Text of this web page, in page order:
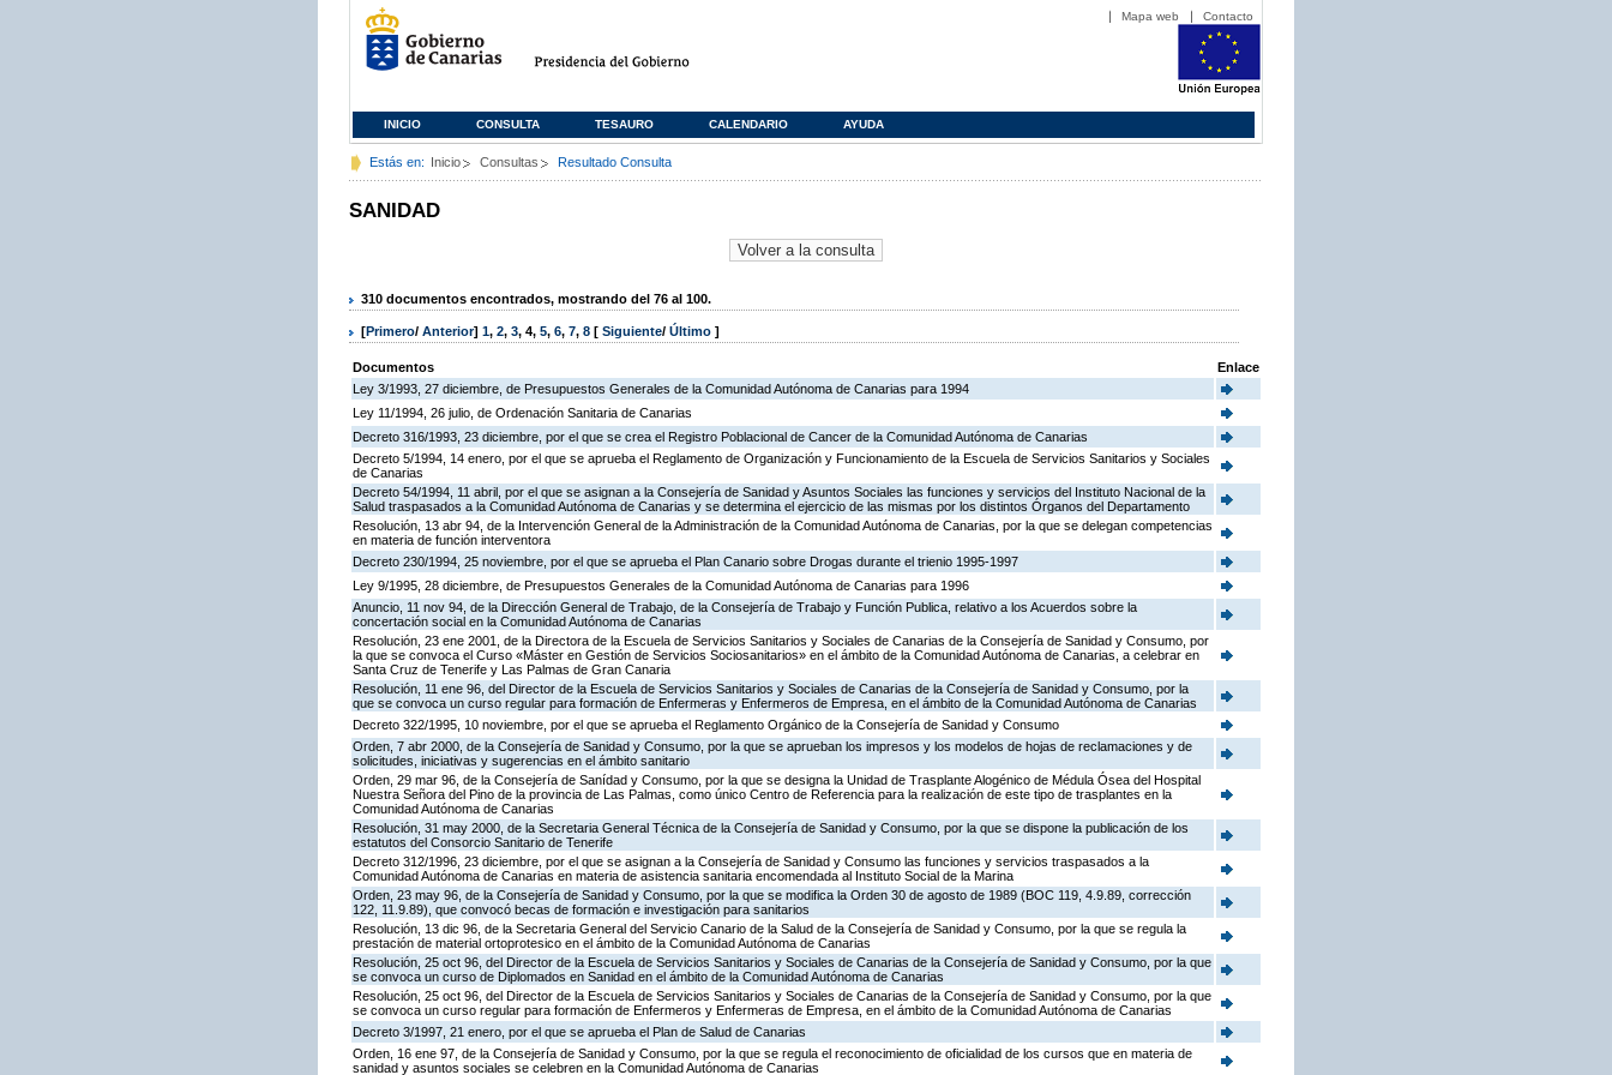
Mapa web Contacto
INICIO CONSULTA TESAURO CALENDARIO AYUDA
Estás en: Inicio Consultas Resultado Consulta
SANIDAD
310 documentos encontrados, mostrando del 76 al 100.
[Primero/ Anterior] 1, 2, 3, 4, 5, 6, 7, 8 [ Siguiente/ Último ]
Documentos
Enlace
Ley 3/1993, 27 diciembre, de Presupuestos Generales de la Comunidad Autónoma de Canarias para 1994
Ley 11/1994, 26 julio, de Ordenación Sanitaria de Canarias
Decreto 316/1993, 23 diciembre, por el que se crea el Registro Poblacional de Cancer de la Comunidad Autónoma de Canarias
Decreto 5/1994, 14 enero, por el que se aprueba el Reglamento de Organización y Funcionamiento de la Escuela de Servicios Sanitarios y Sociales
de Canarias
Decreto 54/1994, 11 abril, por el que se asignan a la Consejería de Sanidad y Asuntos Sociales las funciones y servicios del Instituto Nacional de la
Salud traspasados a la Comunidad Autónoma de Canarias y se determina el ejercicio de las mismas por los distintos Órganos del Departamento
Resolución, 13 abr 94, de la Intervención General de la Administración de la Comunidad Autónoma de Canarias, por la que se delegan competencias
en materia de función interventora
Decreto 230/1994, 25 noviembre, por el que se aprueba el Plan Canario sobre Drogas durante el trienio 1995-1997
Ley 9/1995, 28 diciembre, de Presupuestos Generales de la Comunidad Autónoma de Canarias para 1996
Anuncio, 11 nov 94, de la Dirección General de Trabajo, de la Consejería de Trabajo y Función Publica, relativo a los Acuerdos sobre la
concertación social en la Comunidad Autónoma de Canarias
Resolución, 23 ene 2001, de la Directora de la Escuela de Servicios Sanitarios y Sociales de Canarias de la Consejería de Sanidad y Consumo, por
la que se convoca el Curso «Máster en Gestión de Servicios Sociosanitarios» en el ámbito de la Comunidad Autónoma de Canarias, a celebrar en
Santa Cruz de Tenerife y Las Palmas de Gran Canaria
Resolución, 11 ene 96, del Director de la Escuela de Servicios Sanitarios y Sociales de Canarias de la Consejería de Sanidad y Consumo, por la
que se convoca un curso regular para formación de Enfermeras y Enfermeros de Empresa, en el ámbito de la Comunidad Autónoma de Canarias
Decreto 322/1995, 10 noviembre, por el que se aprueba el Reglamento Orgánico de la Consejería de Sanidad y Consumo
Orden, 7 abr 2000, de la Consejería de Sanidad y Consumo, por la que se aprueban los impresos y los modelos de hojas de reclamaciones y de
solicitudes, iniciativas y sugerencias en el ámbito sanitario
Orden, 29 mar 96, de la Consejería de Sanídad y Consumo, por la que se designa la Unidad de Trasplante Alogénico de Médula Ósea del Hospital
Nuestra Señora del Pino de la provincia de Las Palmas, como único Centro de Referencia para la realización de este tipo de trasplantes en la
Comunidad Autónoma de Canarias
Resolución, 31 may 2000, de la Secretaria General Técnica de la Consejería de Sanidad y Consumo, por la que se dispone la publicación de los
estatutos del Consorcio Sanitario de Tenerife
Decreto 312/1996, 23 diciembre, por el que se asignan a la Consejería de Sanidad y Consumo las funciones y servicios traspasados a la
Comunidad Autónoma de Canarias en materia de asistencia sanitaria encomendada al Instituto Social de la Marina
Orden, 23 may 96, de la Consejería de Sanidad y Consumo, por la que se modifica la Orden 30 de agosto de 1989 (BOC 119, 4.9.89, corrección
122, 11.9.89), que convocó becas de formación e investigación para sanitarios
Resolución, 13 dic 96, de la Secretaria General del Servicio Canario de la Salud de la Consejería de Sanidad y Consumo, por la que se regula la
prestación de material ortoprotesico en el ámbito de la Comunidad Autónoma de Canarias
Resolución, 25 oct 96, del Director de la Escuela de Servicios Sanitarios y Sociales de Canarias de la Consejería de Sanidad y Consumo, por la que
se convoca un curso de Diplomados en Sanidad en el ámbito de la Comunidad Autónoma de Canarias
Resolución, 25 oct 96, del Director de la Escuela de Servicios Sanitarios y Sociales de Canarias de la Consejería de Sanidad y Consumo, por la que
se convoca un curso regular para formación de Enfermeros y Enfermeras de Empresa, en el ámbito de la Comunidad Autónoma de Canarias
Decreto 3/1997, 21 enero, por el que se aprueba el Plan de Salud de Canarias
Orden, 16 ene 97, de la Consejería de Sanidad y Consumo, por la que se regula el reconocimiento de oficialidad de los cursos que en materia de
sanidad y asuntos sociales se celebren en la Comunidad Autónoma de Canarias